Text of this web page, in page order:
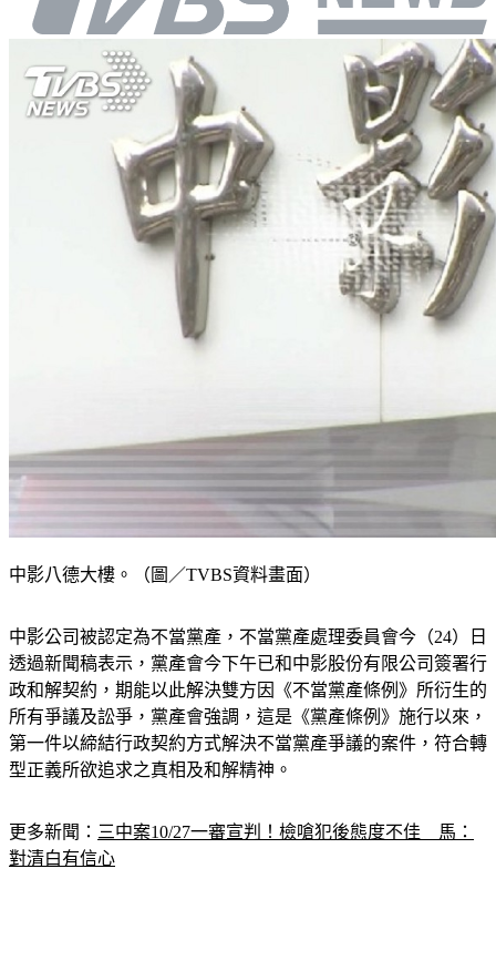
中影八德大樓。（圖／TVBS資料畫面）
中影公司被認定為不當黨產，不當黨產處理委員會今（24）日
透過新聞稿表示，黨產會今下午已和中影股份有限公司簽署行
政和解契約，期能以此解決雙方因《不當黨產條例》所衍生的
所有爭議及訟爭，黨產會強調，這是《黨產條例》施行以來，
第一件以締結行政契約方式解決不當黨產爭議的案件，符合轉
型正義所欲追求之真相及和解精神。
更多新聞： 三中案10/27一審宣判！檢嗆犯後態度不佳　馬：
對清白有信心